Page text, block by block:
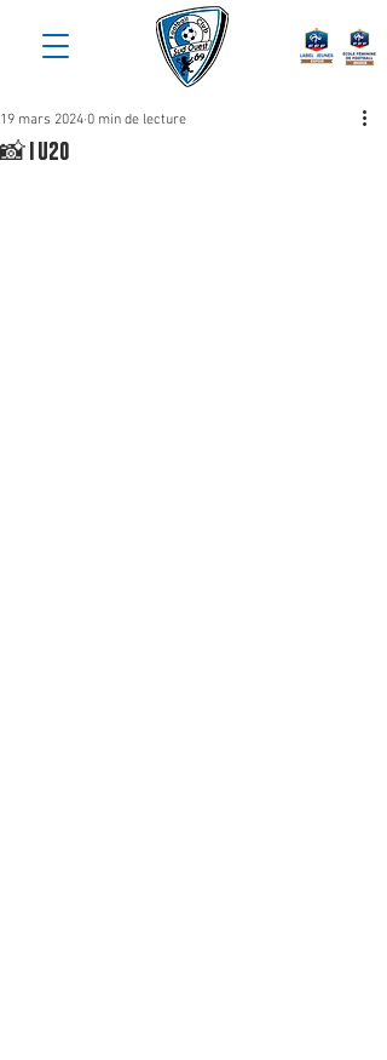
📸 | U20
19 mars 2024 0 min de lecture